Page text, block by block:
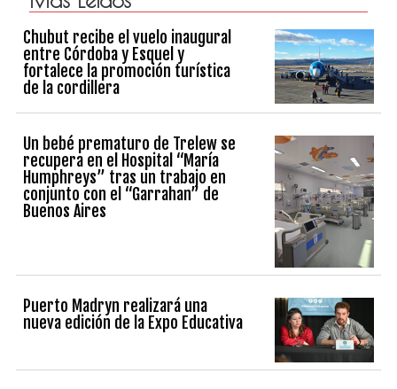
Chubut recibe el vuelo inaugural
entre Córdoba y Esquel y
fortalece la promoción turística
de la cordillera
Un bebé prematuro de Trelew se
recupera en el Hospital “María
Humphreys” tras un trabajo en
conjunto con el “Garrahan” de
Buenos Aires
Puerto Madryn realizará una
nueva edición de la Expo Educativa